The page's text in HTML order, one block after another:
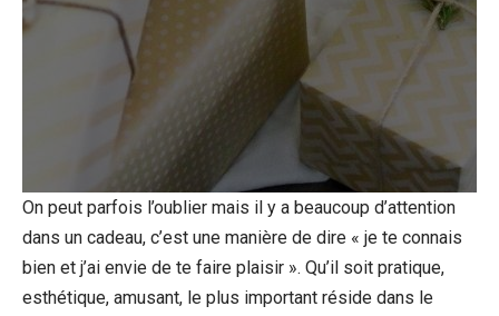
On peut parfois l’oublier mais il y a beaucoup d’attention
dans un cadeau, c’est une manière de dire « je te connais
bien et j’ai envie de te faire plaisir ». Qu’il soit pratique,
esthétique, amusant, le plus important réside dans le